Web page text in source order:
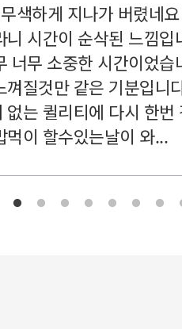
색하게 지나가 버렸네
니 시간이 순삭된 느낌
너무 소중한 시간이었
껴질것만 같은 기분입니
없는 퀼리티에 다시 한
먹이 할수있는날이 와...